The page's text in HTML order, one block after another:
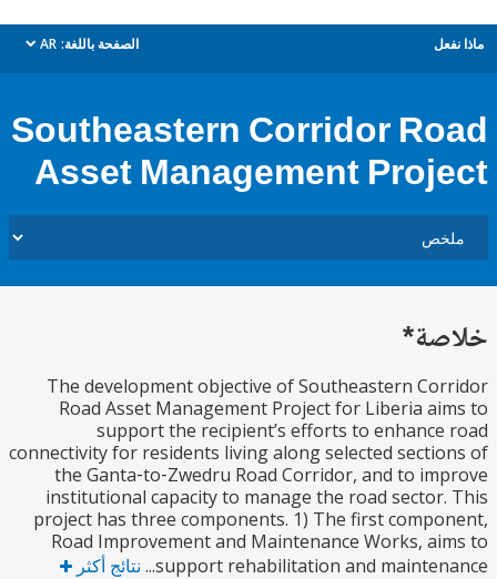
الصفحة باللغة: AR
dropdown
Southeastern Corridor
Asset Management
The development objective of Southeastern
Road Asset Management Project for Liberia
support the recipient’s efforts to
connectivity for residents living along selected
the Ganta‐to‐Zwedru Road Corridor, and to
institutional capacity to manage the road
project has three components. 1) The first
Road Improvement and Maintenance Works,
support rehabilitation and نتائج أكثر